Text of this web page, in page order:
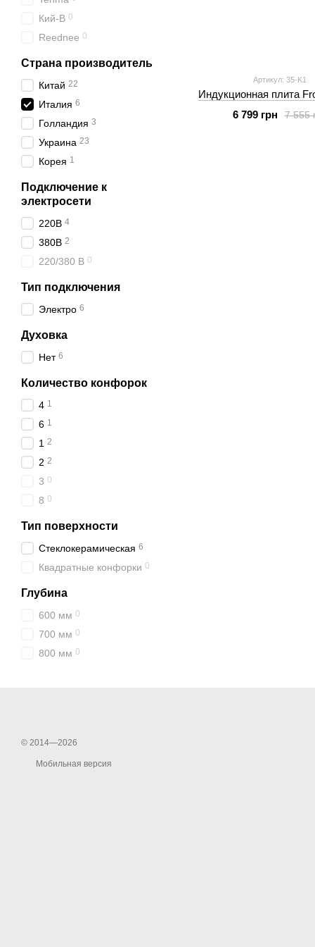
Артикул: 35-K1
Индукционная плита
7 555
6 799 грн
Кий-В 0
Reednee 0
Страна производитель
Китай 22
Италия 6
Голландия 3
Украина 23
Корея 1
Подключение к
электросети
220В 4
380В 2
220/380 В 0
Тип подключения
Электро 6
Духовка
Нет 6
Количество конфорок
4 1
6 1
1 2
2 2
3 0
8 0
Тип поверхности
Стеклокерамическая 6
Квадратные конфорки 0
Глубина
600 мм 0
700 мм 0
800 мм 0
© 2014—2026
Мобильная версия